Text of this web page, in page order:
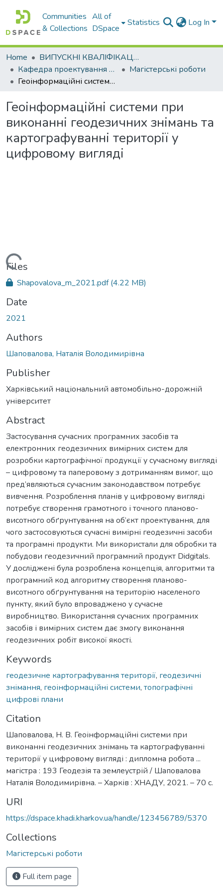
Communities
& Collections
All of
DSpace
Statistics Log In
Home
ВИПУСКНІ КВАЛІФІКАЦІЙНІ РОБОТИ
Кафедра проектування доріг, геодезії і землеустрою
Магістерські роботи
Геоінформаційні системи при виконанні геодезичних знімань та картографуванні території у цифровому вигляді
Геоінформаційні системи при
виконанні геодезичних знімань та
картографуванні території у
цифровому вигляді
Loading...
Files
Shapovalova_m_2021.pdf(4.22 MB)
Date
2021
Authors
Шаповалова, Наталія Володимирівна
Publisher
Харківський національний автомобільно-дорожній
університет
Abstract
Застосування сучасних програмних засобів та
електронних геодезичних вимірних систем для
розробки картографічної продукції у сучасному вигляді
– цифровому та паперовому з дотриманням вимог, що
пред’являються сучасним законодавством потребує
вивчення. Розроблення планів у цифровому вигляді
потребує створення грамотного і точного планово-
висотного обґрунтування на об’єкт проектування, для
чого застосовуються сучасні вимірні геодезичні засоби
та програмні продукти. Ми використали для обробки та
побудови геодезичний програмний продукт Didgitals.
У досліджені була розроблена концепція, алгоритми та
програмний код алгоритму створення планово-
висотного обґрунтування на територію населеного
пункту, який було впроваджено у сучасне
виробництво. Використання сучасних програмних
засобів і вимірних систем дає змогу виконання
геодезичних робіт високої якості.
Keywords
геодезичне картографування території, геодезичні
знімання, геоінформаційні системи, топографічні
цифрові плани
Citation
Шаповалова, Н. В. Геоінформаційні системи при
виконанні геодезичних знімань та картографуванні
території у цифровому вигляді : дипломна робота ...
магістра : 193 Геодезія та землеустрій / Шаповалова
Наталія Володимирівна. – Харків : ХНАДУ, 2021. – 70 с.
URI
https://dspace.khadi.kharkov.ua/handle/123456789/5370
Collections
Магістерські роботи
Full item page